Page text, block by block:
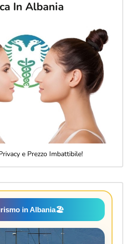
In Albania
e Prezzo Imbattibile!
in Albania🏖️